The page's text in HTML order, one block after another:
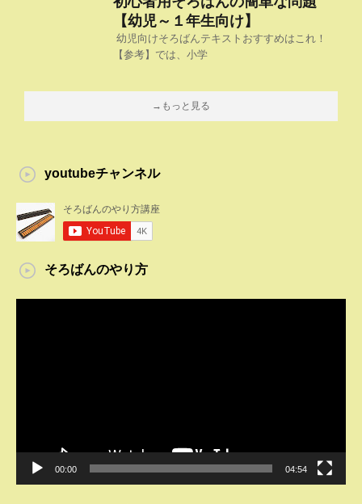
【幼児～１年生向け】
幼児向けそろばんテキストおすすめはこれ！
【参考】では、小学
→もっと見る
youtubeチャンネル
そろばんのやり方
00:00 04:54